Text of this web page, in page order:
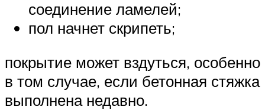
соединение ламелей;
пол начнет скрипеть;
покрытие может вздуться, особенно
в том случае, если бетонная стяжка
выполнена недавно.